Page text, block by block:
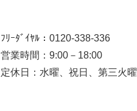
ﾌﾘｰﾀﾞｲﾔﾙ：0120-338-336
営業時間：9:00－18:00
定休日：水曜、祝日、第三火曜